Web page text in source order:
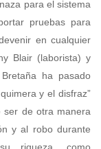
para el sistema
pruebas para
en cualquier
Blair (laborista) y
ha pasado
y el disfraz”
ser de otra manera
y al robo durante